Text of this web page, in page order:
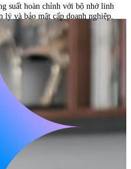
suất hoàn chỉnh với bộ nhớ linh
lý và bảo mật cấp doanh nghiệp.